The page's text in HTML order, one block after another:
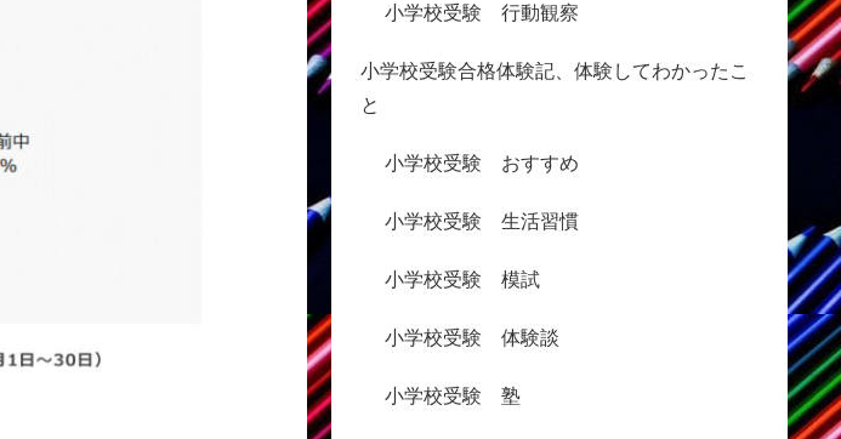
小学校受験 行動観察
小学校受験合格体験記、体験してわかったこ
と
小学校受験 おすすめ
小学校受験 生活習慣
小学校受験 模試
小学校受験 体験談
小学校受験 塾